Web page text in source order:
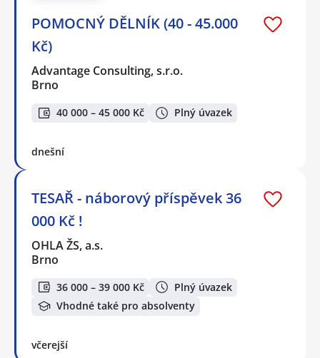
POMOCNÝ DĚLNÍK (40 - 45.000
Kč)
Advantage Consulting, s.r.o.
Brno
40 000 – 45 000 Kč Plný úvazek
dnešní
TESAŘ - náborový příspěvek 36
000 Kč !
OHLA ŽS, a.s.
Brno
36 000 – 39 000 Kč
Plný úvazek
Vhodné také pro absolventy
včerejší